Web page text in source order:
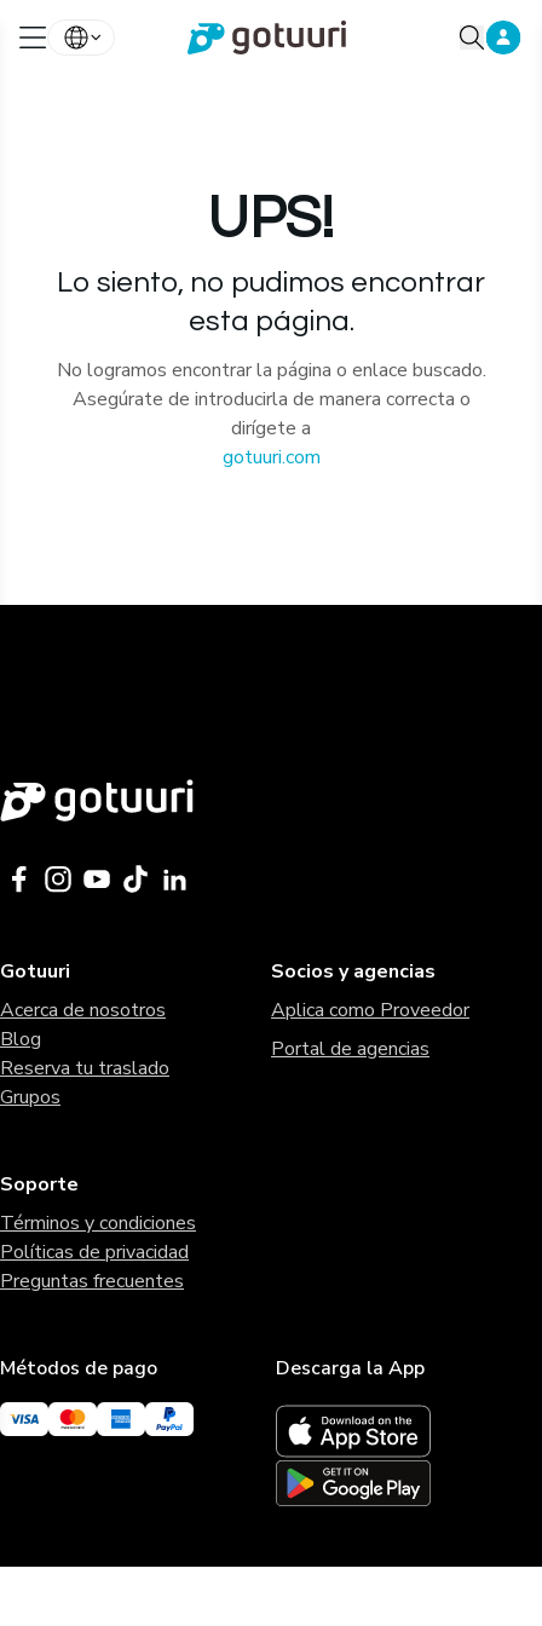
UPS!
Lo siento, no pudimos encontrar
esta página.
No logramos encontrar la página o enlace buscado.
Asegúrate de introducirla de manera correcta o
dirígete a
gotuuri.com
Gotuuri
Acerca de nosotros
Blog
Reserva tu traslado
Grupos
Socios y agencias
Aplica como Proveedor
Portal de agencias
Soporte
Términos y condiciones
Políticas de privacidad
Preguntas frecuentes
Métodos de pago Descarga la App